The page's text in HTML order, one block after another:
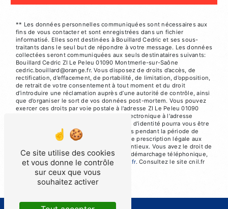
** Les données personnelles communiquées sont nécessaires aux
fins de vous contacter et sont enregistrées dans un fichier
informatisé. Elles sont destinées à Bouillard Cedric et ses sous-
traitants dans le seul but de répondre à votre message. Les données
collectées seront communiquées aux seuls destinataires suivants:
Bouillard Cedric ZI Le Peleu 01090 Montmerle-sur-Saône
cedric.bouillard@orange.fr. Vous disposez de droits d’accès, de
rectification, d’effacement, de portabilité, de limitation, d’opposition,
de retrait de votre consentement à tout moment et du droit
d’introduire une réclamation auprès d’une autorité de contrôle, ainsi
que d’organiser le sort de vos données post-mortem. Vous pouvez
exercer ces droits par voie postale à l'adresse ZI Le Peleu 01090
Montmerle-sur-Saône ou par courrier électronique à l'adresse
cedric.bouillard@orange.fr. Un justificatif d'identité pourra vous être
demandé. Nous conservons vos données pendant la période de
prise de contact puis pendant la durée de prescription légale aux
fins probatoires et de gestion des contentieux. Vous avez le droit de
vous inscrire sur la liste d'opposition au démarchage téléphonique,
disponible à cette adresse: Bloctel.gouv.fr. Consultez le site cnil.fr
pour plus d’informations sur vos droits.
Ce site utilise des cookies
et vous donne le contrôle
sur ceux que vous
souhaitez activer